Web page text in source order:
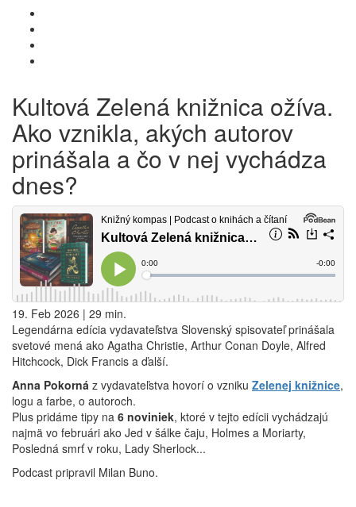
Kultová Zelená knižnica ožíva.
Ako vznikla, akých autorov
prinášala a čo v nej vychádza
dnes?
19. Feb 2026 | 29 min.
Legendárna edícia vydavateľstva Slovenský spisovateľ prinášala
svetové mená ako Agatha Christie, Arthur Conan Doyle, Alfred
Hitchcock, Dick Francis a ďalší.
Anna Pokorná z vydavateľstva hovorí o vzniku Zelenej knižnice,
logu a farbe, o autoroch.
Plus pridáme tipy na 6 noviniek, ktoré v tejto edícii vychádzajú
najmä vo februári ako Jed v šálke čaju, Holmes a Moriarty,
Posledná smrť v roku, Lady Sherlock...
Podcast pripravil Milan Buno.